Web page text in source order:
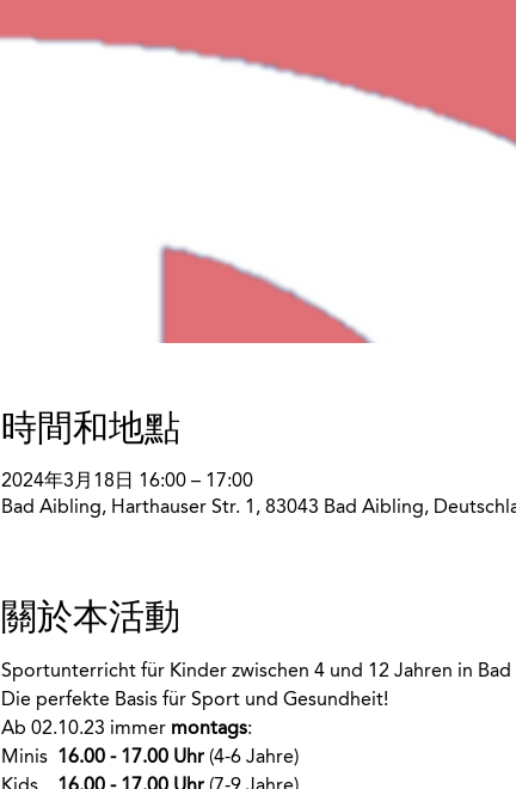
時間和地點
2024年3月18日 16:00 – 17:00
Bad Aibling, Harthauser Str. 1, 83043 Bad Aibling,
關於本活動
Sportunterricht für Kinder zwischen 4 und 12 Jahren in
Die perfekte Basis für Sport und Gesundheit!
Ab 02.10.23 immer montags:
Minis 16.00 - 17.00 Uhr (4-6 Jahre)